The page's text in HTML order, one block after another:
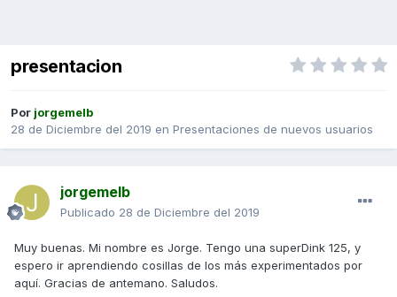
presentacion
Por jorgemelb
28 de Diciembre del 2019 en Presentaciones de nuevos usuarios
jorgemelb
Publicado 28 de Diciembre del 2019
Muy buenas. Mi nombre es Jorge. Tengo una superDink 125, y
espero ir aprendiendo cosillas de los más experimentados por
aquí. Gracias de antemano. Saludos.